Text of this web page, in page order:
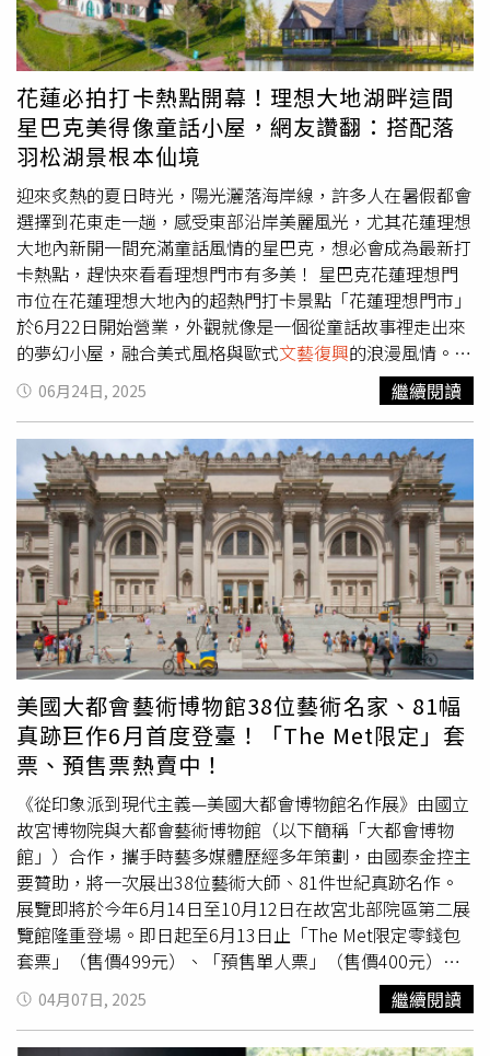
別說您母親，當時即便是如你一般的優秀，也無權無力可讀
書。日本統治者是嚴控臺灣人民獲得知識的權利！即便您努
力再努力⋯答案是：沒用的。然而您的高等教育來自於「國
民政府遷台」，您的獎學金來自六十年前政府人才育成計劃
的一部分！試問！您有感恩當時的戴德？我們感恩過去國民
政府的大部分政策，同時也感念當時的黨外運動，不可否認
的是兩者都為台灣做出了民主貢獻！當然更重要的是，要感
謝當時手握大權的經國先生，如果沒有他的一句「開放」，
自今臺灣的政治環境會是如何？您從民調可以解析，與其說
人民對司法的失望，不如直接說是對誠如您一般「司法者」
的失望！甚至是沒有信度可言，為何檢調單位的名譽如此不
堪？這可是行管司法之人，裝傻充愣不行的。我預祝您能成
功的登上大位，如是所願！但請您心中沒有顏色，掛記的是
「人民的福祉與權益」而非「執政者的權謀」！在此波譎雲
詭的世代，期盼您是真正守護正義的最後一道防線。
花蓮必拍打卡熱點開幕！理想大地湖畔這間
星巴克美得像童話小屋，網友讚翻：搭配落
羽松湖景根本仙境
迎來炙熱的夏日時光，陽光灑落海岸線，許多人在暑假都會
選擇到花東走一趟，感受東部沿岸美麗風光，尤其花蓮理想
大地內新開一間充滿童話風情的星巴克，想必會成為最新打
卡熱點，趕快來看看理想門市有多美！ 星巴克花蓮理想門
市位在花蓮理想大地內的超熱門打卡景點「花蓮理想門市」
於6月22日開始營業，外觀就像是一個從童話故事裡走出來
的夢幻小屋，融合美式風格與歐式文藝復興的浪漫風情。門
市建築整體線條採圓滑線、塔式及圓弧型而成，融合美式自
由風格跟歐洲文化藝術，搭配落羽松四季變化與湖面倒影，
讓人有種置身於童話夢幻之中的錯覺。（圖／品牌提供）搭
配建築設計塑造整體藝術浪漫風格，門市內部設計則以溫暖
的中色階柚木色木皮、樸拙的六角地磚及冰柱玻璃，營造森
林渡假屋的居家感，更在門市打造多扇開窗，讓顧客欣賞四
周湖光山色自然美景，而以綠意色彩融合環境的掛畫突顯童
話故事景象，整體設計讓每位顧客可在花蓮理想門市感受別
具寧靜的慢時光，讓自己漫步戶外欣賞湖畔和遠山自然景
緻，欣賞美麗多變的落羽松，沉浸在如夢般美好得童話秘境
門市。（圖／品牌提供）花蓮理想門市商品首波推出「羽杉
秘境馬克杯」，設計風格以童話故事、特殊晶鑽花紙為特
色，在杯面呈現如畫般的秋色落羽松與河面波光粼粼場景，
相當精緻。另一款為「童話秘境馬克杯」，設計概念來自當
每位顧客踏進這如童話般的森林小屋星巴克門市時，彷彿進
入了一個夢幻的童話世界，處處是美景，相當適合走訪該門
市時收藏。「花蓮理想門市」資訊：門市地址：974003花
蓮縣壽豐鄉豐坪路三段289號門市電話：03-8650895營業時
間：(一~四) 09:00~19:00；(五~日 及 例假日與例假日前一
天) 08:00-19:00座席數：138位(一樓室內席116位+戶外席
22位)（圖／品牌提供）星巴克洄瀾門市星巴克在地首間以
「貨櫃」打造的貨櫃屋門市「洄瀾門市」，距離花蓮理想大
地車程約15分鐘，已成為每位旅客到花蓮必訪打卡景點，以
走訪世界各地的貨櫃，交錯堆疊而成的建物設計，承載著過
往航行全球的故事，貨櫃交疊的鏤空處以大面積的採光天
窗，讓日光層層灑落，呼應了花蓮作為大自然特別眷顧的地
06月24日, 2025 繼續閱讀
美國大都會藝術博物館38位藝術名家、81幅
真跡巨作6月首度登臺！「The Met限定」套
票、預售票熱賣中！
《從印象派到現代主義—美國大都會博物館名作展》由國立
故宮博物院與大都會藝術博物館（以下簡稱「大都會博物
館」）合作，攜手時藝多媒體歷經多年策劃，由國泰金控主
要贊助，將一次展出38位藝術大師、81件世紀真跡名作。
展覽即將於今年6月14日至10月12日在故宮北部院區第二展
覽館隆重登場。即日起至6月13日止「The Met限定零錢包
套票」（售價499元）、「預售單人票」（售價400元）於
各大通路搶先熱賣中！此次展覽為大都會博物館首次來臺展
出重要典藏，精選38位藝術大師經典名作，涵蓋印象派領導
人物雷諾瓦、後印象派大師梵谷與塞尚、色彩的遊戲家馬諦
04月07日, 2025 繼續閱讀